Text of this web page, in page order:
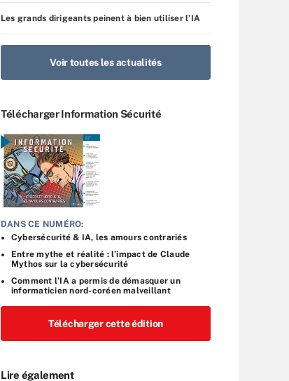
Les grands dirigeants peinent à bien utiliser l’IA
Voir toutes les actualités
Télécharger Information Sécurité
DANS CE NUMÉRO:
Cybersécurité & IA, les amours contrariés
Entre mythe et réalité : l’impact de Claude
Mythos sur la cybersécurité
Comment l’IA a permis de démasquer un
informaticien nord-coréen malveillant
Télécharger cette édition
Lire également